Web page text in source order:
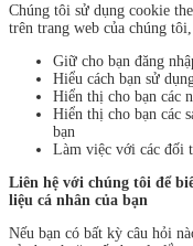
Chúng tôi sử dụng cookie
trên trang web của chúng
Giữ cho bạn đăng
Hiểu cách bạn sử
Hiển thị cho bạn các
Hiển thị cho bạn các
bạn
Làm việc với các đối
Liên hệ với chúng tôi để
liệu cá nhân của bạn
Nếu bạn có bất kỳ câu hỏi